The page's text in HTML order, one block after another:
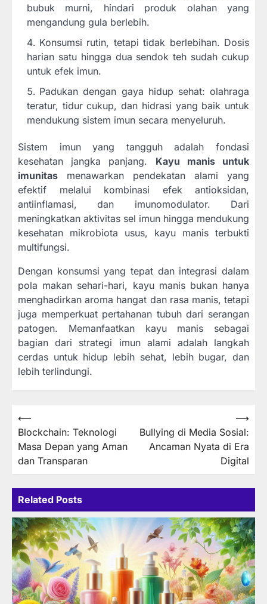
bubuk murni, hindari produk olahan yang
mengandung gula berlebih.
Konsumsi rutin, tetapi tidak berlebihan. Dosis
harian satu hingga dua sendok teh sudah cukup
untuk efek imun.
Padukan dengan gaya hidup sehat: olahraga
teratur, tidur cukup, dan hidrasi yang baik untuk
mendukung sistem imun secara menyeluruh.
Sistem imun yang tangguh adalah fondasi
kesehatan jangka panjang. Kayu manis untuk
imunitas menawarkan pendekatan alami yang
efektif melalui kombinasi efek antioksidan,
antiinflamasi, dan imunomodulator. Dari
meningkatkan aktivitas sel imun hingga mendukung
kesehatan mikrobiota usus, kayu manis terbukti
multifungsi.
Dengan konsumsi yang tepat dan integrasi dalam
pola makan sehari-hari, kayu manis bukan hanya
menghadirkan aroma hangat dan rasa manis, tetapi
juga memperkuat pertahanan tubuh dari serangan
patogen. Memanfaatkan kayu manis sebagai
bagian dari strategi imun alami adalah langkah
cerdas untuk hidup lebih sehat, lebih bugar, dan
lebih terlindungi.
Navigasi
pos
⟵
Blockchain: Teknologi
Masa Depan yang Aman
dan Transparan
Bullying di Media Sosial:
Ancaman Nyata di Era
Digital
⟶
Related Posts